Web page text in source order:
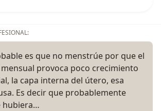
es que no menstrúe por que el
provoca poco crecimiento
la capa interna del útero, esa
Es decir que probablemente
hubiera…